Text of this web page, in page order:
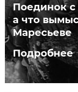
Поединок с
а что
Маресьеве
Подробнее